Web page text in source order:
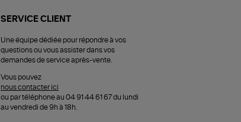
SERVICE CLIENT
Une équipe dédiée pour répondre à vos
questions ou vous assister dans vos
demandes de service après-vente.
Vous pouvez
nous contacter ici
ou par téléphone au 04 91 44 61 67 du lundi
au vendredi de 9h à 18h.